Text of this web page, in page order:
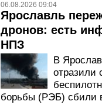
06.08.2026 09:04
Ярославль
дронов: есть
НПЗ
В
отразили
борьбы (РЭБ) сбили